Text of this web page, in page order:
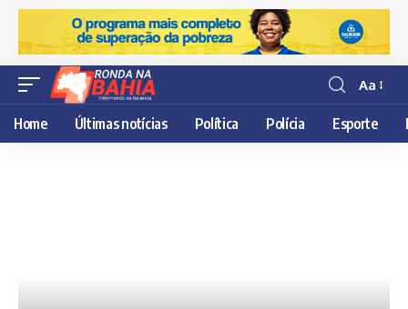
Resisor
de
fonte
Aa
Home Últimas notícias Política Polícia Esporte